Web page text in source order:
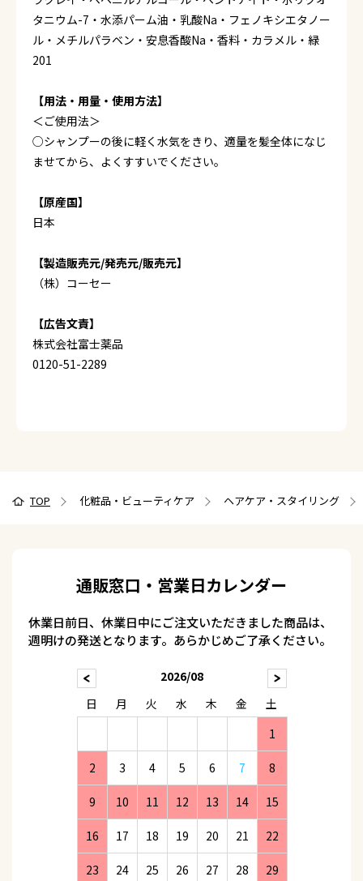
タニウム-7・水添パーム油・乳酸Na・フェノキシエタノー
ル・メチルパラベン・安息香酸Na・香料・カラメル・緑
201
【用法・用量・使用方法】
＜ご使用法＞
○シャンプーの後に軽く水気をきり、適量を髪全体になじ
ませてから、よくすすいでください。
【原産国】
日本
【製造販売元/発売元/販売元】
（株）コーセー
【広告文責】
株式会社富士薬品
0120-51-2289
TOP 化粧品・ビューティケア ヘアケア・スタイリング
通販窓口・営業日カレンダー
休業日前日、休業日中にご注文いただきました商品は、
週明けの発送となります。あらかじめご了承ください。
2026/08
日
月 火 水 木 金
土
1
2 3 4 5 6 7 8
9 10 11 12 13 14 15
16 17 18 19 20 21 22
23 24 25 26 27 28 29